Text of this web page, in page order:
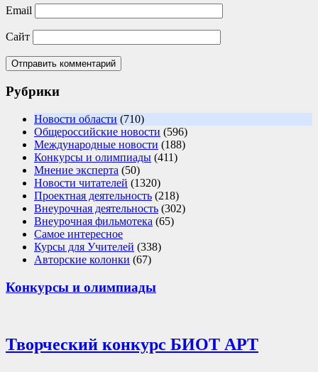
Email
Сайт
Рубрики
Новости области (710)
Общероссийские новости (596)
Международные новости (188)
Конкурсы и олимпиады (411)
Мнение эксперта (50)
Новости читателей (1320)
Проектная деятельность (218)
Внеурочная деятельность (302)
Внеурочная фильмотека (65)
Самое интересное
Курсы для Учителей (338)
Авторские колонки (67)
Конкурсы и олимпиады
Творческий конкурс БИОТ АРТ